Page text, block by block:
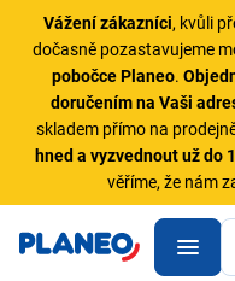
Vážení zákazníci, kvůli
dočasně pozastavujeme
pobočce Planeo.
doručením na Vaši
skladem přímo na
hned a vyzvednout už do
věříme, že nám